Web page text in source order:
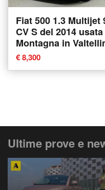
Fiat 500 1.3 Multijet
CV S del 2014
Montagna in
€ 8,300
Ultime prove e